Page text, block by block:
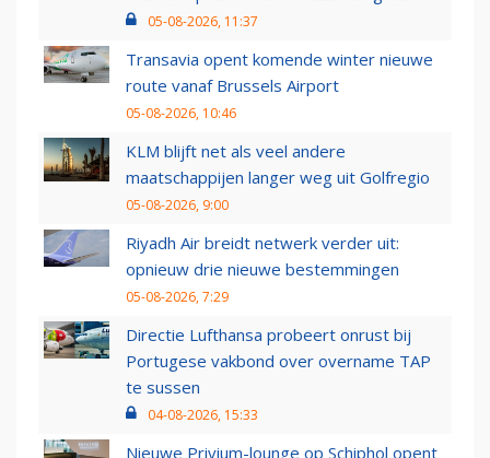
05-08-2026, 11:37
Transavia opent komende winter nieuwe
route vanaf Brussels Airport
05-08-2026, 10:46
KLM blijft net als veel andere
maatschappijen langer weg uit Golfregio
05-08-2026, 9:00
Riyadh Air breidt netwerk verder uit:
opnieuw drie nieuwe bestemmingen
05-08-2026, 7:29
Directie Lufthansa probeert onrust bij
Portugese vakbond over overname TAP
te sussen
04-08-2026, 15:33
Nieuwe Privium-lounge op Schiphol opent